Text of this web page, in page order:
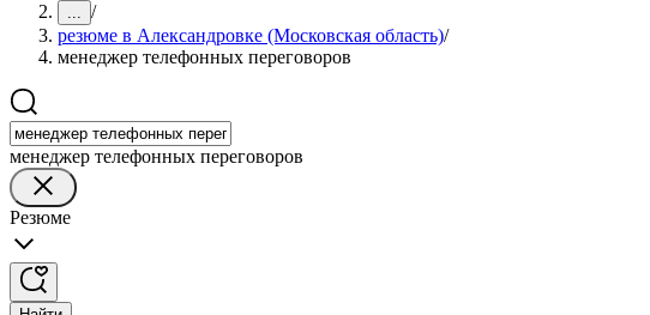
... /
резюме в Александровке (Московская область)/
менеджер телефонных переговоров
менеджер телефонных переговоров
Резюме